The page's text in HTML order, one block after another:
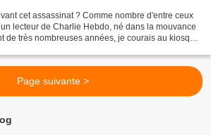
cet assassinat ? Comme nombre d'entre ceux
lecteur de Charlie Hebdo, né dans la mouvance
de très nombreuses années, je courais au kiosque
Page suivante >